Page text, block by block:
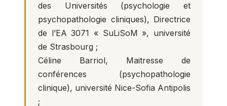
des Universités (psychologie et
psychopathologie cliniques), Directrice
de l’EA 3071 « SuLiSoM », université
de Strasbourg ;
Céline Barriol, Maitresse de
conférences (psychopathologie
clinique), université Nice-Sofia Antipolis
;